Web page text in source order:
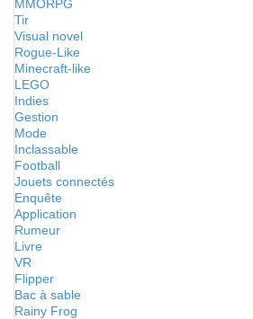
MMORPG
Tir
Visual novel
Rogue-Like
Minecraft-like
LEGO
Indies
Gestion
Mode
Inclassable
Football
Jouets connectés
Enquête
Application
Rumeur
Livre
VR
Flipper
Bac à sable
Rainy Frog